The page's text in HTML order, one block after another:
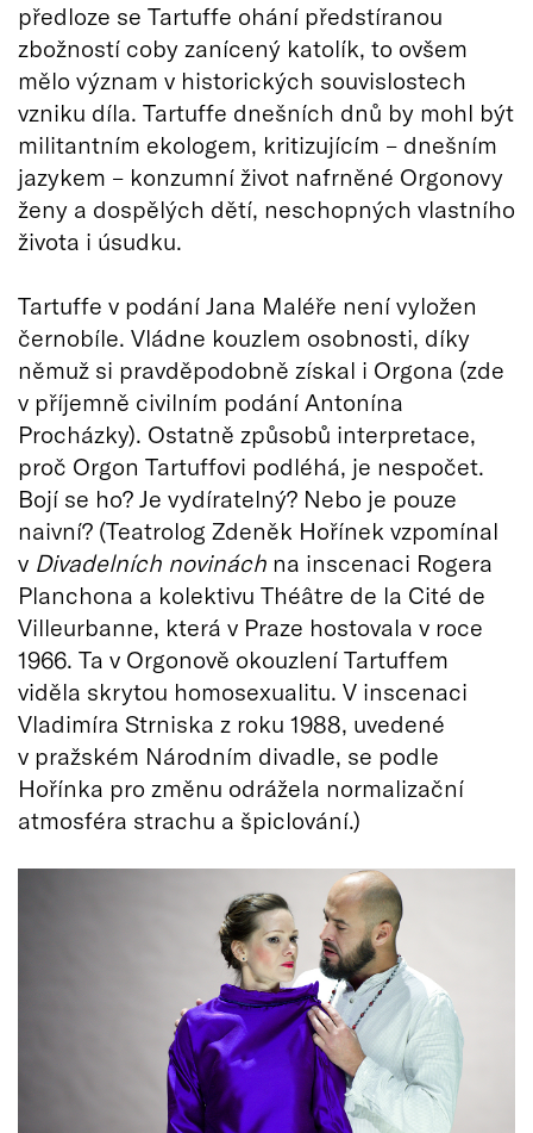
předloze se Tartuffe ohání předstíranou
zbožností coby zanícený katolík, to ovšem
mělo význam v historických souvislostech
vzniku díla. Tartuffe dnešních dnů by mohl být
militantním ekologem, kritizujícím – dnešním
jazykem – konzumní život nafrněné Orgonovy
ženy a dospělých dětí, neschopných vlastního
života i úsudku.
Tartuffe v podání Jana Maléře není vyložen
černobíle. Vládne kouzlem osobnosti, díky
němuž si pravděpodobně získal i Orgona (zde
v příjemně civilním podání Antonína
Procházky). Ostatně způsobů interpretace,
proč Orgon Tartuffovi podléhá, je nespočet.
Bojí se ho? Je vydíratelný? Nebo je pouze
naivní? (Teatrolog Zdeněk Hořínek vzpomínal
v Divadelních novinách na inscenaci Rogera
Planchona a kolektivu Théâtre de la Cité de
Villeurbanne, která v Praze hostovala v roce
1966. Ta v Orgonově okouzlení Tartuffem
viděla skrytou homosexualitu. V inscenaci
Vladimíra Strniska z roku 1988, uvedené
v pražském Národním divadle, se podle
Hořínka pro změnu odrážela normalizační
atmosféra strachu a špiclování.)